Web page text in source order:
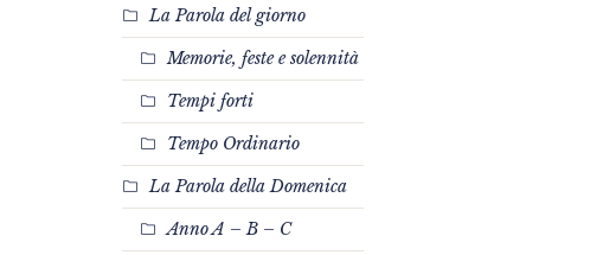
La Parola del giorno
Memorie, feste e solennità
Tempi forti
Tempo Ordinario
La Parola della Domenica
Anno A – B – C